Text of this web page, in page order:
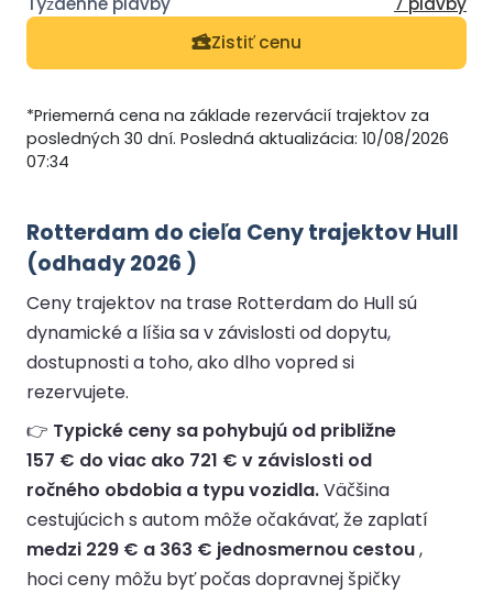
Zistiť cenu
*Priemerná cena na základe rezervácií trajektov za
posledných 30 dní. Posledná aktualizácia: 10/08/2026
07:34
Rotterdam do cieľa Ceny trajektov Hull
(odhady 2026 )
Ceny trajektov na trase Rotterdam do Hull sú
dynamické a líšia sa v závislosti od dopytu,
dostupnosti a toho, ako dlho vopred si
rezervujete.
👉 Typické ceny sa pohybujú od približne
157 € do viac ako 721 € v závislosti od
ročného obdobia a typu vozidla.Väčšina
cestujúcich s autom môže očakávať, že zaplatí
medzi 229 € a 363 € jednosmernou cestou,
hoci ceny môžu byť počas dopravnej špičky